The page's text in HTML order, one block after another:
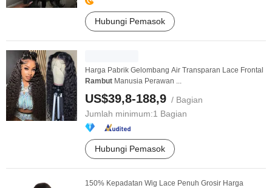
Hubungi Pemasok
Harga Pabrik Gelombang Air Transparan Lace Frontal
Rambut Manusia Perawan ...
US$39,8-188,9 / Bagian
Jumlah minimum:1 Bagian
Hubungi Pemasok
150% Kepadatan Wig Lace Penuh Grosir Harga